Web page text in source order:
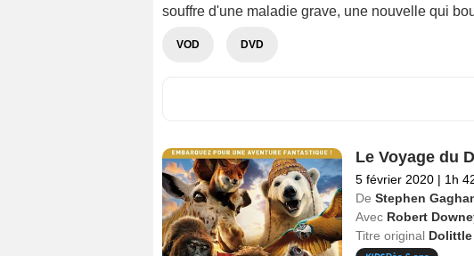
souffre d'une maladie grave, une nouvelle qui
VOD DVD
Le Voyage du
5 février 2020 | 1h
De Stephen
Avec Robert
Titre original Dolittle